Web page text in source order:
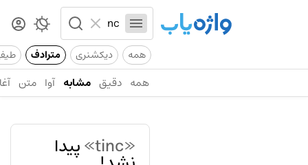
همه دیکشنری مترادف
همه دقیق مشابه آوا متن
«tinc» پیدا